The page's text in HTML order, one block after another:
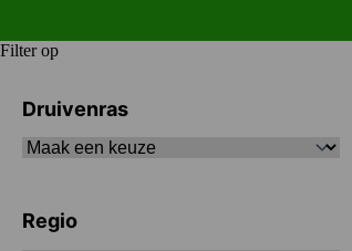
Filter op
Druivenras
Regio